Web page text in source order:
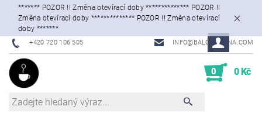
******* POZOR !! Změna otevírací doby ************** POZOR !!
Změna otevírací doby ************** POZOR !! Změna otevírací
doby *******
+420 720 106 505 INFO@BALONKARNA.COM
0 0 Kč